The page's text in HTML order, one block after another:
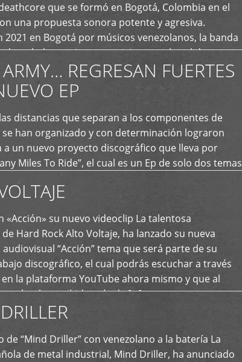
que se formó en Bogotá, Colombia en el
una propuesta sonora potente y agresiva.
2021 en Bogotá por músicos venezolanos, la banda
demoledores, ritmos vertiginosos y breakdowns
creando […]REGRESAN FUERTES
EP
distancias que separan a los componentes de
se han organizado y con determinación lograron
a un nuevo proyecto discográfico que lleva por
Miles To Ride”, el cual es un Ep de solo dos temas
[…]
«Acción» su nuevo videoclip La talentosa
Hard Rock Alto Voltaje, ha lanzado su nueva
“Acción” tema que será parte de su
discográfico, el cual podrás escuchar a través
la plataforma YouTube ahora mismo y que al
ya ha recibido más de […]
de “Mind Driller” con venezolano a la batería La
de metal industrial, Mind Driller, ha anunciado